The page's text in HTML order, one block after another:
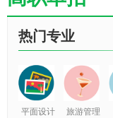
热门专业
平面设计 旅游管理